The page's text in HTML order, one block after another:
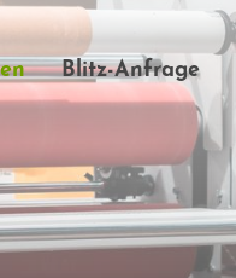
Blitz-Anfrage